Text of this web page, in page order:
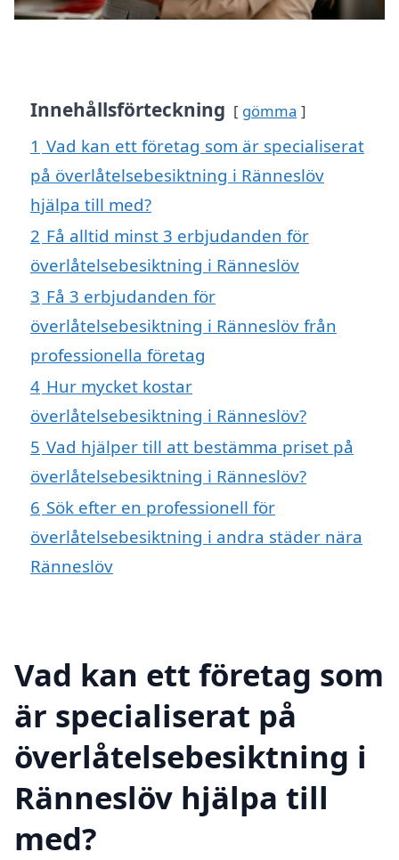
Innehållsförteckning gömma
1 Vad kan ett företag som är specialiserat
på överlåtelsebesiktning i Ränneslöv
hjälpa till med?
2 Få alltid minst 3 erbjudanden för
överlåtelsebesiktning i Ränneslöv
3 Få 3 erbjudanden för
överlåtelsebesiktning i Ränneslöv från
professionella företag
4 Hur mycket kostar
överlåtelsebesiktning i Ränneslöv?
5 Vad hjälper till att bestämma priset på
överlåtelsebesiktning i Ränneslöv?
6 Sök efter en professionell för
överlåtelsebesiktning i andra städer nära
Ränneslöv
Vad kan ett företag som
är specialiserat på
överlåtelsebesiktning i
Ränneslöv hjälpa till
med?